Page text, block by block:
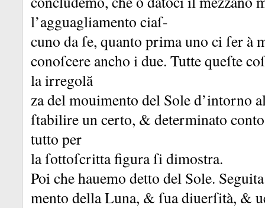
l’agguagliamento ciaſ-
cuno da ſe, quanto prima uno ci ſer à
conoſcere ancho i due. Tutte queſte
la irregolă
za del mouimento del Sole d’intorno
ſtabilire un certo, & determinato
tutto per
la ſottoſcritta figura ſi dimostra.
Poi che hauemo detto del Sole.
mento della Luna, & ſua diuerſità, &